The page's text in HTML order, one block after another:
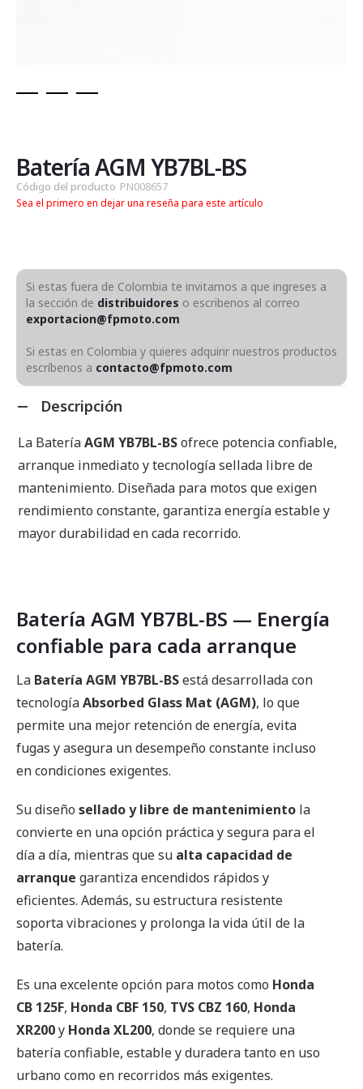
de
la
galería
de
Batería AGM YB7BL-BS
Código del producto PN008657
Sea el primero en dejar una reseña para este artículo
Si estas fuera de Colombia te invitamos a que ingreses a
la sección de distribuidores o escribenos al correo
exportacion@fpmoto.com
Si estas en Colombia y quieres adquirir nuestros productos
escríbenos a contacto@fpmoto.com
Descripción
La BateríaAGM YB7BL-BSofrece potencia confiable,
arranque inmediato y tecnología sellada libre de
mantenimiento. Diseñada para motos que exigen
rendimiento constante, garantiza energía estable y
mayor durabilidad en cada recorrido.
Batería AGM YB7BL-BS — Energía
confiable para cada arranque
La Batería AGM YB7BL-BSestá desarrollada con
tecnologíaAbsorbed Glass Mat (AGM), lo que
permite una mejor retención de energía, evita
fugas y asegura un desempeño constante incluso
en condiciones exigentes.
Su diseño sellado y libre de mantenimiento la
convierte en una opción práctica y segura para el
día a día, mientras que su alta capacidad de
arranque garantiza encendidos rápidos y
eficientes. Además, su estructura resistente
soporta vibraciones y prolonga la vida útil de la
batería.
Es una excelente opción para motos como Honda
CB 125F, Honda CBF 150, TVS CBZ 160, Honda
XR200y Honda XL200, donde se requiere una
batería confiable, estable y duradera tanto en uso
urbano como en recorridos más exigentes.